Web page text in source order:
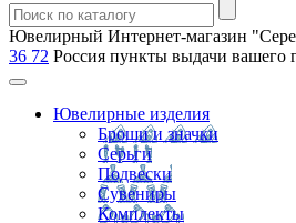
Ювелирный Интернет-магазин
36 72 Россия пункты выдачи вашего
Ювелирные изделия
Броши и значки
Серьги
Подвески
Сувениры
Комплекты